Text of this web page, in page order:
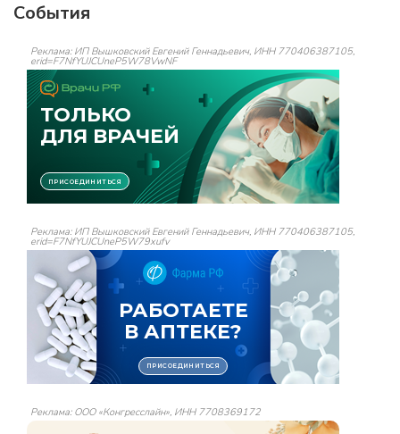
События
Реклама: ИП Вышковский Евгений Геннадьевич, ИНН 770406387105,
erid=F7NfYUJCUneP5W78VwNF
Реклама: ИП Вышковский Евгений Геннадьевич, ИНН 770406387105,
erid=F7NfYUJCUneP5W79xufv
Реклама: ООО «Конгресслайн», ИНН 7708369172